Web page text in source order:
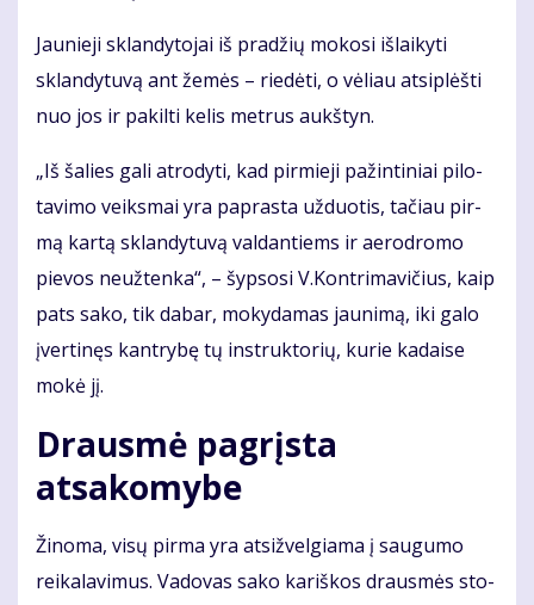
Jau­nie­ji sklan­dy­to­jai iš pra­džių mo­ko­si iš­lai­ky­ti
sklan­dy­tu­vą ant že­mės – rie­dė­ti, o vė­liau at­si­plėš­ti
nuo jos ir pa­kil­ti ke­lis met­rus aukš­tyn.
„Iš ša­lies ga­li at­ro­dy­ti, kad pir­mie­ji pa­žin­ti­niai pi­lo­
ta­vi­mo veiks­mai yra pa­pras­ta už­duo­tis, ta­čiau pir­
mą kar­tą sklan­dy­tu­vą val­dan­tiems ir ae­ro­dro­mo
pie­vos ne­už­ten­ka“, – šyp­so­si V.Kon­tri­ma­vi­čius, kaip
pats sa­ko, tik da­bar, mo­ky­da­mas jau­ni­mą, iki ga­lo
įver­ti­nęs kan­try­bę tų in­struk­to­rių, ku­rie ka­dai­se
mo­kė jį.
Drausmė pagrįsta
atsakomybe
Ži­no­ma, vi­sų pir­ma yra at­si­žvel­gia­ma į sau­gu­mo
rei­ka­la­vi­mus. Va­do­vas sa­ko ka­riš­kos draus­mės sto­